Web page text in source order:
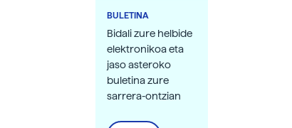
BULETINA
Bidali zure helbide
elektronikoa eta
jaso asteroko
buletina zure
sarrera-ontzian